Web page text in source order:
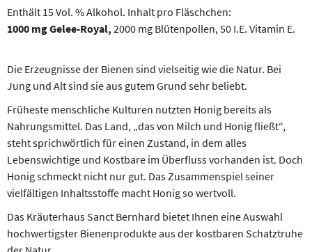
Enthält 15 Vol. % Alkohol. Inhalt pro Fläsch­chen:
1000 mg Gelee-Royal, 2000 mg Blüten­pollen, 50 I.E. Vitamin E.
Die Erzeugnisse der Bienen sind vielseitig wie die Natur. Bei
Jung und Alt sind sie aus gutem Grund sehr beliebt.
Früheste menschliche Kulturen nutzten Honig bereits als
Nahrungsmittel. Das Land, „das von Milch und Honig fließt“,
steht sprichwörtlich für einen Zustand, in dem alles
Lebenswichtige und Kostbare im Überfluss vorhanden ist. Doch
Honig schmeckt nicht nur gut. Das Zusammenspiel seiner
vielfältigen Inhaltsstoffe macht Honig so wertvoll.
Das Kräuterhaus Sanct Bernhard bietet Ihnen eine Auswahl
hochwertigster Bienenprodukte aus der kostbaren Schatztruhe